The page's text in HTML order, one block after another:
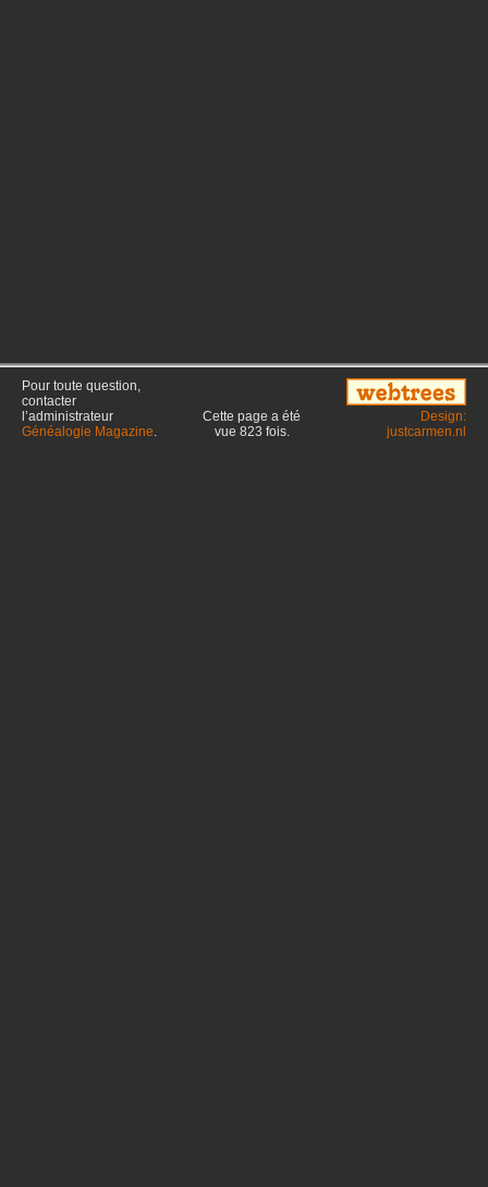
Pour toute question,
contacter
l’administrateur
Généalogie Magazine.
Cette page a été
vue 823 fois.
Design:
justcarmen.nl